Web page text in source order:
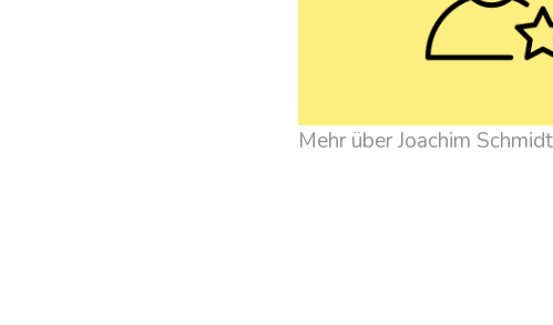
Mehr über Joachim Schmidt